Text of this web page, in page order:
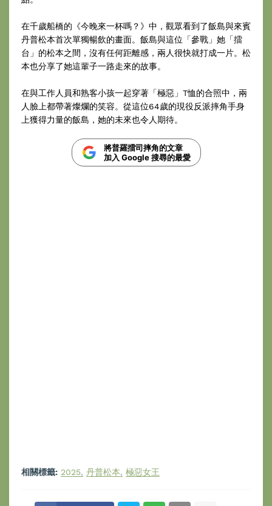
在千歲船橋的《今晚來一杯嗎？》中，觀眾看到了飯島與來賓
丹普松本首次單獨暢飲的畫面。飯島與這位「參戰」她「擂
台」的松本之間，沒有任何距離感，兩人很快就打成一片。松
本也分享了她這輩子一路走來的故事。
在與工作人員和熟客小孩一起穿著「極惡」T恤的合照中，兩
人臉上都帶著燦爛的笑容。從這位64歲的現役反派摔角手身
上獲得力量的飯島，她的未來也令人期待。
將普羅擂司摔角的文章
加入 Google 搜尋的最愛
相關標籤: 2025 丹普松本 極惡女王